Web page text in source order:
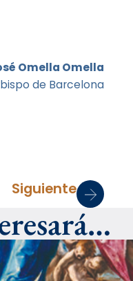
Omella Omella
de Barcelona
Siguiente